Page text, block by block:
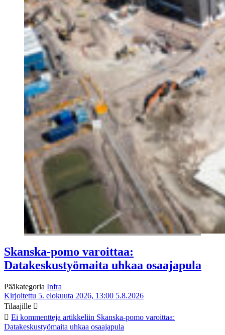
Skanska-pomo varoittaa:
Datakeskustyömaita uhkaa osaajapula
Pääkategoria Infra
Kirjoitettu 5. elokuuta 2026, 13:00 5.8.2026
Tilaajille
Ei kommentteja artikkeliin Skanska-pomo varoittaa:
Datakeskustyömaita uhkaa osaajapula